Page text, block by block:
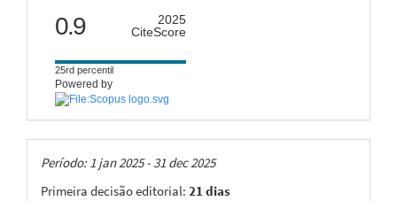
citescore
0.9
2025
CiteScore
25rd percentil
Powered by
Taxas
Período: 1 jan 2025 - 31 dec 2025
Primeira decisão editorial: 21 dias